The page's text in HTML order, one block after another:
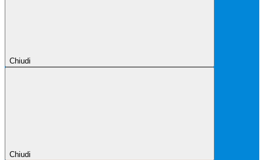
Chiudi
Chiudi